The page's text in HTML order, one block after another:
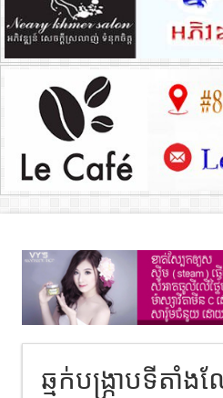
ឆ្មក់បង្ក្រាបទីតាំ